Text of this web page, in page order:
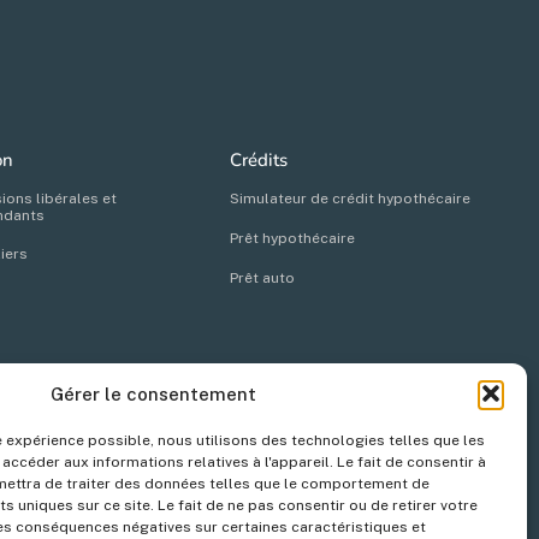
Gérer le consentement
possible, nous utilisons des technologies telles que les
aux informations relatives à l'appareil. Le fait de consentir à
de traiter des données telles que le comportement de
uniques sur ce site. Le fait de ne pas consentir ou de retirer votre
conséquences négatives sur certaines caractéristiques et
libérales et
Crédits
Simulateur de crédit hypothécaire
Prêt hypothécaire
Prêt auto
d'entreprise
Autres
A propos de Wilink
Actualités